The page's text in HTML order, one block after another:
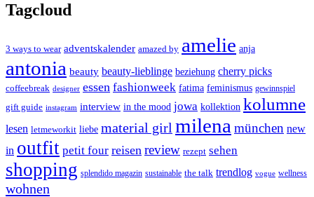
Tagcloud
3 ways to wear adventskalender amazed by amelie anja
antonia beauty beauty-lieblinge beziehung cherry picks
coffeebreak designer essen fashionweek fatima feminismus gewinnspiel
gift guide instagram interview in the mood jowa kollektion kolumne
lesen letmeworkit liebe material girl milena münchen new
in outfit petit four reisen review rezept sehen
shopping splendido magazin sustainable the talk trendlog vogue wellness
wohnen